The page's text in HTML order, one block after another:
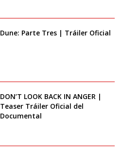
Dune: Parte Tres | Tráiler Oficial
DON’T LOOK BACK IN ANGER |
Teaser Tráiler Oficial del
Documental